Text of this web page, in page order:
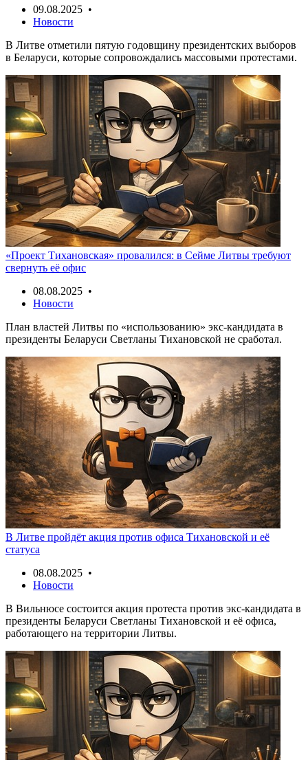
09.08.2025 •
Новости
В Литве отметили пятую годовщину президентских выборов
в Беларуси, которые сопровождались массовыми протестами.
«Проект Тихановская» провалился: в Сейме Литвы требуют
свернуть её офис
08.08.2025 •
Новости
План властей Литвы по «использованию» экс-кандидата в
президенты Беларуси Светланы Тихановской не сработал.
В Литве пройдёт акция против офиса Тихановской и её
статуса
08.08.2025 •
Новости
В Вильнюсе состоится акция протеста против экс-кандидата в
президенты Беларуси Светланы Тихановской и её офиса,
работающего на территории Литвы.